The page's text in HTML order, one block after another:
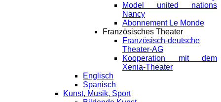
Model united nations
Nancy
Abonnement Le Monde
Französisches Theater
Französisch-deutsche
Theater-AG
Kooperation mit dem
Xenia-Theater
Englisch
Spanisch
Kunst, Musik, Sport